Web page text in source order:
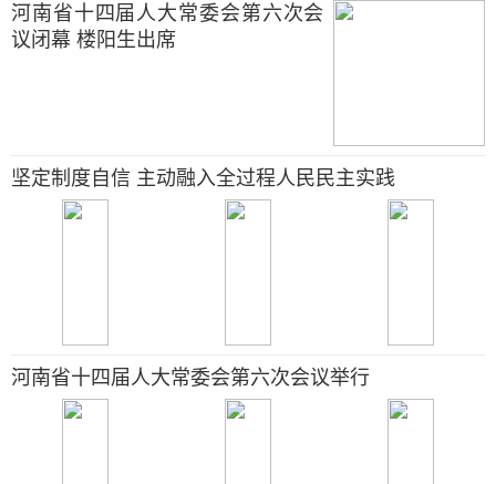
河南省十四届人大常委会第六次会
议闭幕 楼阳生出席
坚定制度自信 主动融入全过程人民民主实践
河南省十四届人大常委会第六次会议举行